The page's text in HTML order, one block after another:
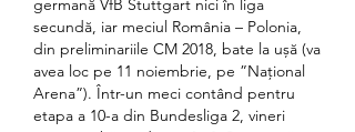
secundă, iar meciul România – Polonia,
din preliminariile CM 2018, bate la ușă (va
avea loc pe 11 noiembrie, pe ”Național
Arena”). Într-un meci contând pentru
etapa a 10-a din Bundesliga 2, vineri